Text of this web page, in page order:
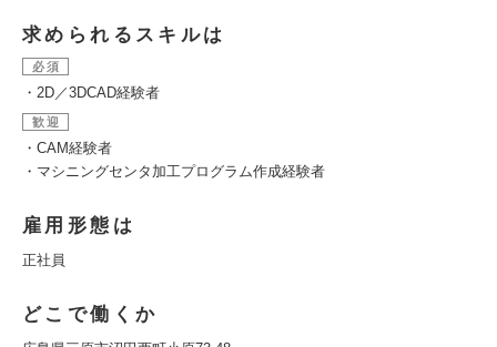
求められるスキルは
必須
・2D／3DCAD経験者
歓迎
・CAM経験者
・マシニングセンタ加工プログラム作成経験者
雇用形態は
正社員
どこで働くか